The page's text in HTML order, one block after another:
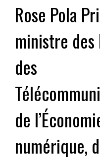
Rose Pola
ministre des
des
de
numérique,